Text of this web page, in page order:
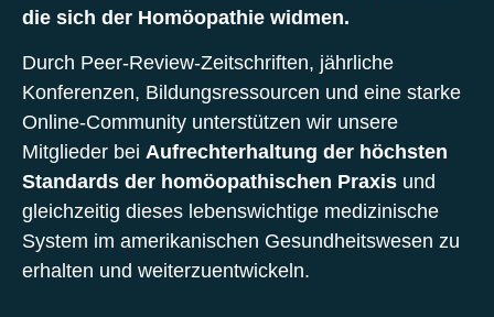
die sich der Homöopathie widmen.
Durch Peer-Review-Zeitschriften, jährliche
Konferenzen, Bildungsressourcen und eine starke
Online-Community unterstützen wir unsere
Mitglieder bei Aufrechterhaltung der höchsten
Standards der homöopathischen Praxis und
gleichzeitig dieses lebenswichtige medizinische
System im amerikanischen Gesundheitswesen zu
erhalten und weiterzuentwickeln.